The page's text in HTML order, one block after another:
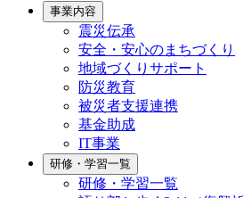
事業内容
震災伝承
安全・安心のまちづくり
地域づくりサポート
防災教育
被災者支援連携
基金助成
IT事業
研修・学習一覧
研修・学習一覧